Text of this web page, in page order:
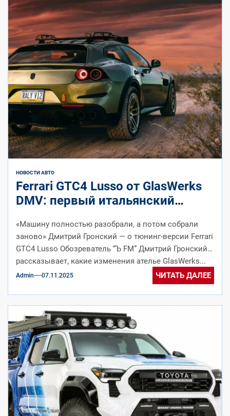
НОВОСТИ АВТО
Ferrari GTC4 Lusso от GlasWerks
DMV: первый итальянский
«Машину полностью разобрали, а потом собрали
заново» Дмитрий Гронский — о тюнинг-версии Ferrari
GTC4 Lusso Обозреватель “Ъ FM” Дмитрий Гронский
рассказывает, какие изменения ателье GlasWerks...
Admin 07.11.2025 ЧИТАТЬ ДАЛЕЕ